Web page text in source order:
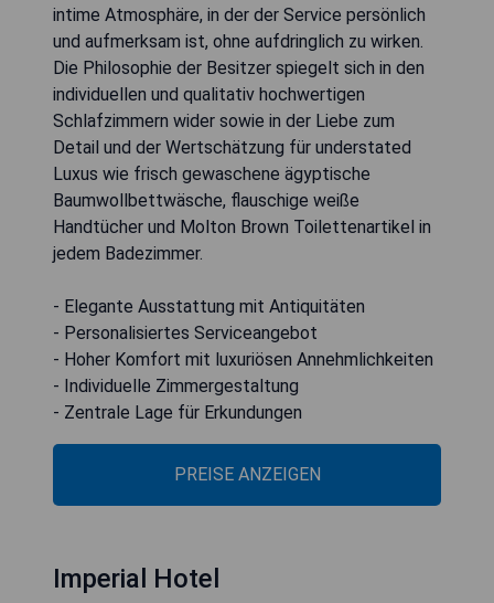
intime Atmosphäre, in der der Service persönlich
und aufmerksam ist, ohne aufdringlich zu wirken.
Die Philosophie der Besitzer spiegelt sich in den
individuellen und qualitativ hochwertigen
Schlafzimmern wider sowie in der Liebe zum
Detail und der Wertschätzung für understated
Luxus wie frisch gewaschene ägyptische
Baumwollbettwäsche, flauschige weiße
Handtücher und Molton Brown Toilettenartikel in
jedem Badezimmer.
- Elegante Ausstattung mit Antiquitäten
- Personalisiertes Serviceangebot
- Hoher Komfort mit luxuriösen Annehmlichkeiten
- Individuelle Zimmergestaltung
- Zentrale Lage für Erkundungen
PREISE ANZEIGEN
Imperial Hotel